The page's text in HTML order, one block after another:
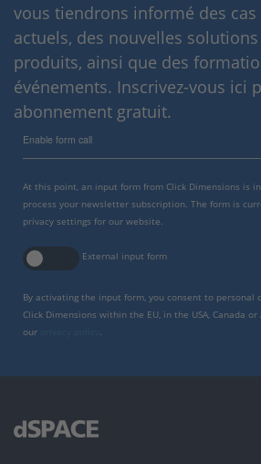
vous tiendrons informé des
actuels, des nouvelles
produits, ainsi que des
événements. Inscrivez-vous ici
abonnement gratuit.
Enable form call
At this point, an input form from Click Dimensions is
process your newsletter subscription. The form is
privacy settings for our website.
External input form
By activating the input form, you consent to
Click Dimensions within the EU, in the USA, Canada
our